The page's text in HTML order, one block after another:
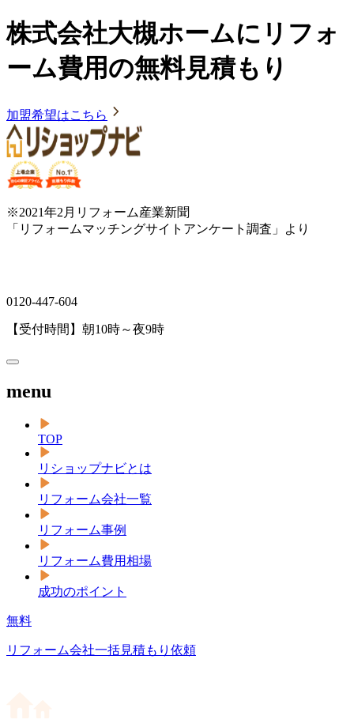
株式会社大槻ホームにリフォ
ーム費用の無料見積もり
加盟希望はこちら
※2021年2月リフォーム産業新聞
「リフォームマッチングサイトアンケート調査」より
0120-447-604
【受付時間】朝10時～夜9時
menu
TOP
リショップナビとは
リフォーム会社一覧
リフォーム事例
リフォーム費用相場
成功のポイント
無料
リフォーム会社一括見積もり依頼